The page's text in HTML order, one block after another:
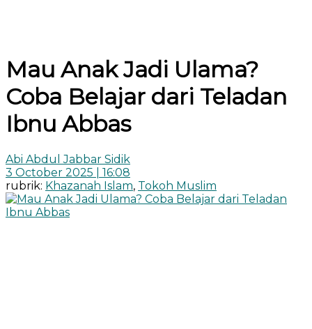
Mau Anak Jadi Ulama?
Coba Belajar dari Teladan
Ibnu Abbas
Abi Abdul Jabbar Sidik
3 October 2025 | 16:08
rubrik: Khazanah Islam, Tokoh Muslim